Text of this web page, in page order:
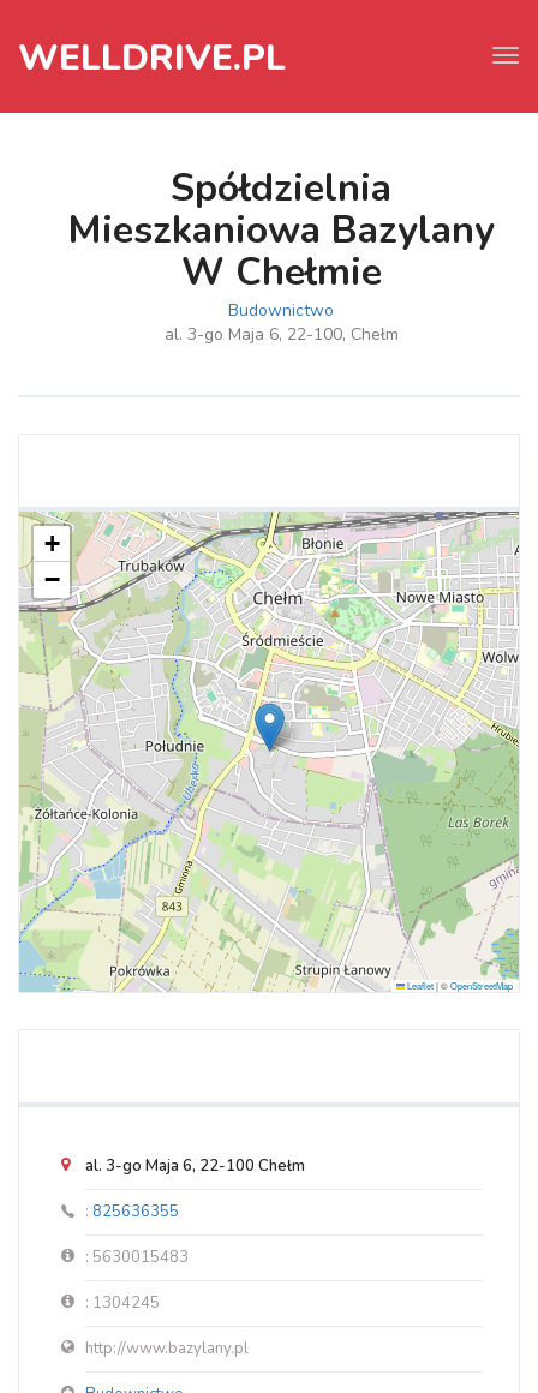
WELLDRIVE.PL
Spółdzielnia
Mieszkaniowa Bazylany
W Chełmie
Budownictwo
al. 3-go Maja 6, 22-100, Chełm
+
−
Leaflet|©OpenStreetMap
al. 3-go Maja 6, 22-100 Chełm
: 825636355
: 5630015483
: 1304245
http://www.bazylany.pl